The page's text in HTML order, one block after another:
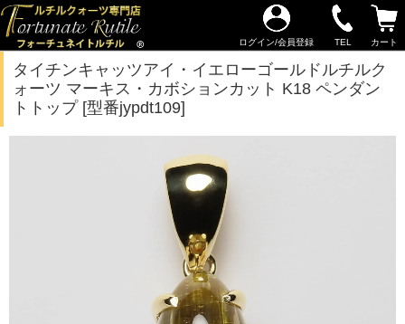
ログイン/会員登録 TEL カート
タイチンキャッツアイ・イエローゴールドルチルク
ォーツ マーキス・カボションカット K18 ペンダン
トトップ [型番jypdt109]